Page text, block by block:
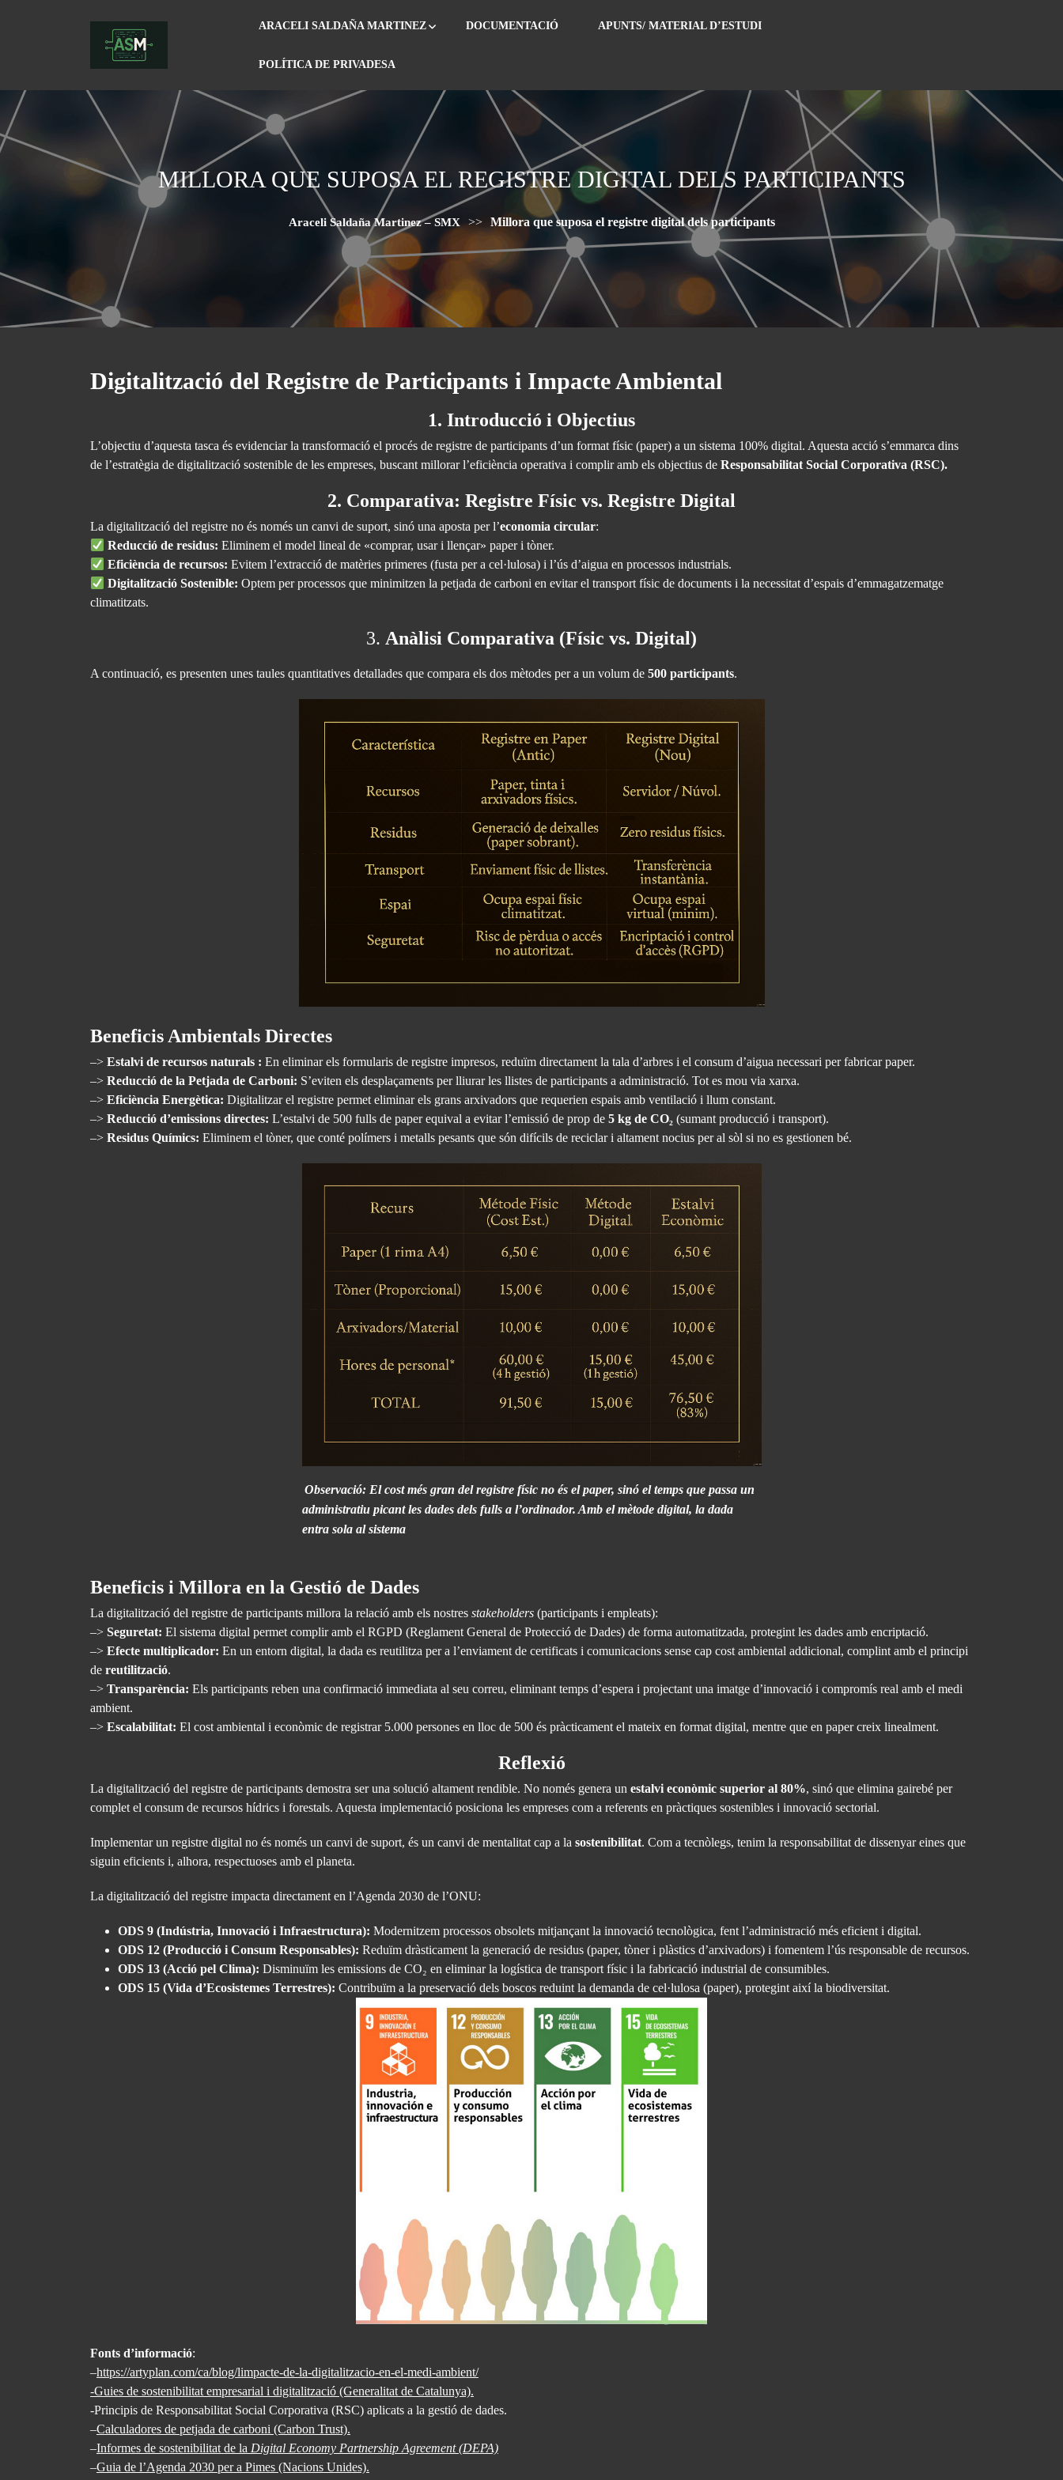
ARACELI SALDAÑA MARTINEZ DOCUMENTACIÓ APUNTS/ MATERIAL D’ESTUDI
POLÍTICA DE PRIVADESA
MILLORA QUE SUPOSA EL REGISTRE DIGITAL DELS PARTICIPANTS
Araceli Saldaña Martinez – SMX >> Millora que suposa el registre digital dels participants
Digitalització del Registre de Participants i Impacte Ambiental
1. Introducció i Objectius
L’objectiu d’aquesta tasca és evidenciar la transformació el procés de registre de participants d’un format físic (paper) a un sistema 100% digital. Aquesta acció s’emmarca dins
de l’estratègia de digitalització sostenible de les empreses, buscant millorar l’eficiència operativa i complir amb els objectius de Responsabilitat Social Corporativa (RSC).
2. Comparativa: Registre Físic vs. Registre Digital
La digitalització del registre no és només un canvi de suport, sinó una aposta per l’economia circular:
Reducció de residus: Eliminem el model lineal de «comprar, usar i llençar» paper i tòner.
Eficiència de recursos: Evitem l’extracció de matèries primeres (fusta per a cel·lulosa) i l’ús d’aigua en processos industrials.
Digitalització Sostenible: Optem per processos que minimitzen la petjada de carboni en evitar el transport físic de documents i la necessitat d’espais d’emmagatzematge
climatitzats.
3. Anàlisi Comparativa (Físic vs. Digital)
A continuació, es presenten unes taules quantitatives detallades que compara els dos mètodes per a un volum de 500 participants.
Beneficis Ambientals Directes
–> Estalvi de recursos naturals : En eliminar els formularis de registre impresos, reduïm directament la tala d’arbres i el consum d’aigua necessari per fabricar paper.
–> Reducció de la Petjada de Carboni: S’eviten els desplaçaments per lliurar les llistes de participants a administració. Tot es mou via xarxa.
–> Eficiència Energètica: Digitalitzar el registre permet eliminar els grans arxivadors que requerien espais amb ventilació i llum constant.
–> Reducció d’emissions directes: L’estalvi de 500 fulls de paper equival a evitar l’emissió de prop de 5 kg de CO₂ (sumant producció i transport).
–> Residus Químics: Eliminem el tòner, que conté polímers i metalls pesants que són difícils de reciclar i altament nocius per al sòl si no es gestionen bé.
Observació: El cost més gran del registre físic no és el paper, sinó el temps que passa un
administratiu picant les dades dels fulls a l’ordinador. Amb el mètode digital, la dada
entra sola al sistema
Beneficis i Millora en la Gestió de Dades
La digitalització del registre de participants millora la relació amb els nostres stakeholders (participants i empleats):
–> Seguretat: El sistema digital permet complir amb el RGPD (Reglament General de Protecció de Dades) de forma automatitzada, protegint les dades amb encriptació.
–> Efecte multiplicador: En un entorn digital, la dada es reutilitza per a l’enviament de certificats i comunicacions sense cap cost ambiental addicional, complint amb el principi
de reutilització.
–> Transparència: Els participants reben una confirmació immediata al seu correu, eliminant temps d’espera i projectant una imatge d’innovació i compromís real amb el medi
ambient.
–> Escalabilitat: El cost ambiental i econòmic de registrar 5.000 persones en lloc de 500 és pràcticament el mateix en format digital, mentre que en paper creix linealment.
Reflexió
La digitalització del registre de participants demostra ser una solució altament rendible. No només genera un estalvi econòmic superior al 80%, sinó que elimina gairebé per
complet el consum de recursos hídrics i forestals. Aquesta implementació posiciona les empreses com a referents en pràctiques sostenibles i innovació sectorial.
Implementar un registre digital no és només un canvi de suport, és un canvi de mentalitat cap a la sostenibilitat. Com a tecnòlegs, tenim la responsabilitat de dissenyar eines que
siguin eficients i, alhora, respectuoses amb el planeta.
La digitalització del registre impacta directament en l’Agenda 2030 de l’ONU:
ODS 9 (Indústria, Innovació i Infraestructura): Modernitzem processos obsolets mitjançant la innovació tecnològica, fent l’administració més eficient i digital.
ODS 12 (Producció i Consum Responsables): Reduïm dràsticament la generació de residus (paper, tòner i plàstics d’arxivadors) i fomentem l’ús responsable de recursos.
ODS 13 (Acció pel Clima): Disminuïm les emissions de CO₂ en eliminar la logística de transport físic i la fabricació industrial de consumibles.
ODS 15 (Vida d’Ecosistemes Terrestres): Contribuïm a la preservació dels boscos reduint la demanda de cel·lulosa (paper), protegint així la biodiversitat.
Fonts d’informació:
–https://artyplan.com/ca/blog/limpacte-de-la-digitalitzacio-en-el-medi-ambient/
-Guies de sostenibilitat empresarial i digitalització (Generalitat de Catalunya).
-Principis de Responsabilitat Social Corporativa (RSC) aplicats a la gestió de dades.
–Calculadores de petjada de carboni (Carbon Trust).
–Informes de sostenibilitat de la Digital Economy Partnership Agreement (DEPA)
–Guia de l’Agenda 2030 per a Pimes (Nacions Unides).